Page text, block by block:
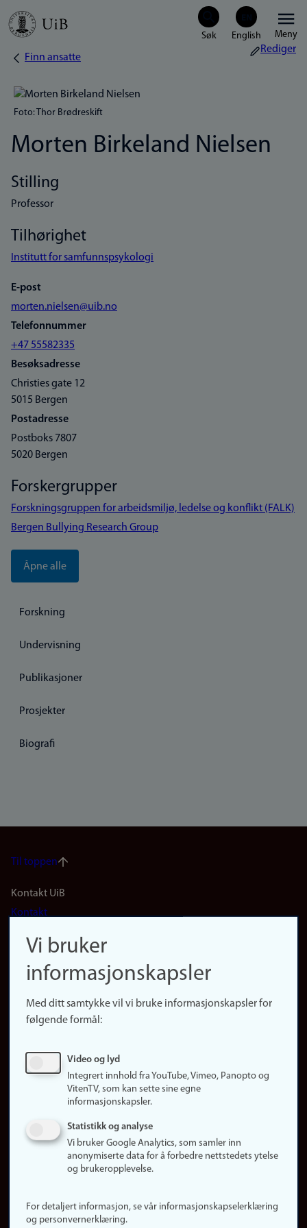
Hopp
Meny
Navigasjonssti
Finn ansatte
Rediger
Foto: Thor Brødreskift
Morten Birkeland Nielsen
Stilling
Professor
Tilhørighet
Institutt for samfunnspsykologi
E-post
morten.nielsen@uib.no
Telefonnummer
+47 55582335
Besøksadresse
Christies gate 12
5015 Bergen
Postadresse
Postboks 7807
5020 Bergen
Forskergrupper
Forskningsgruppen for arbeidsmiljø, ledelse og konflikt (FALK)
Bergen Bullying Research Group
Åpne alle
Forskning
Undervisning
Publikasjoner
Prosjekter
Biografi
Til toppen
Footer
(no)
Kontakt UiB
Kontakt
Finn forsker
Presse
Finn studier
Ledige stillinger
Om nettstedet
Informasjonskapsler
Personvern
Vi bruker
informasjonskapsler
Med ditt samtykke vil vi bruke informasjonskapsler for
følgende formål:
Video og lyd
Integrert innhold fra YouTube, Vimeo, Panopto og
VitenTV, som kan sette sine egne
informasjonskapsler.
Statistikk og analyse
Vi bruker Google Analytics, som samler inn
anonymiserte data for å forbedre nettstedets ytelse
og brukeropplevelse.
For detaljert informasjon, se vår informasjonskapselerklæring
og personvernerklæring.